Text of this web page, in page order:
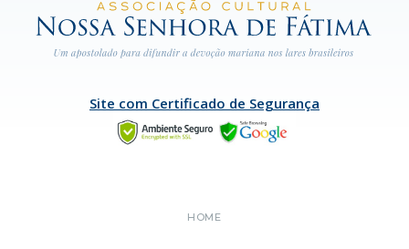
Site com Certificado de Segurança
HOME